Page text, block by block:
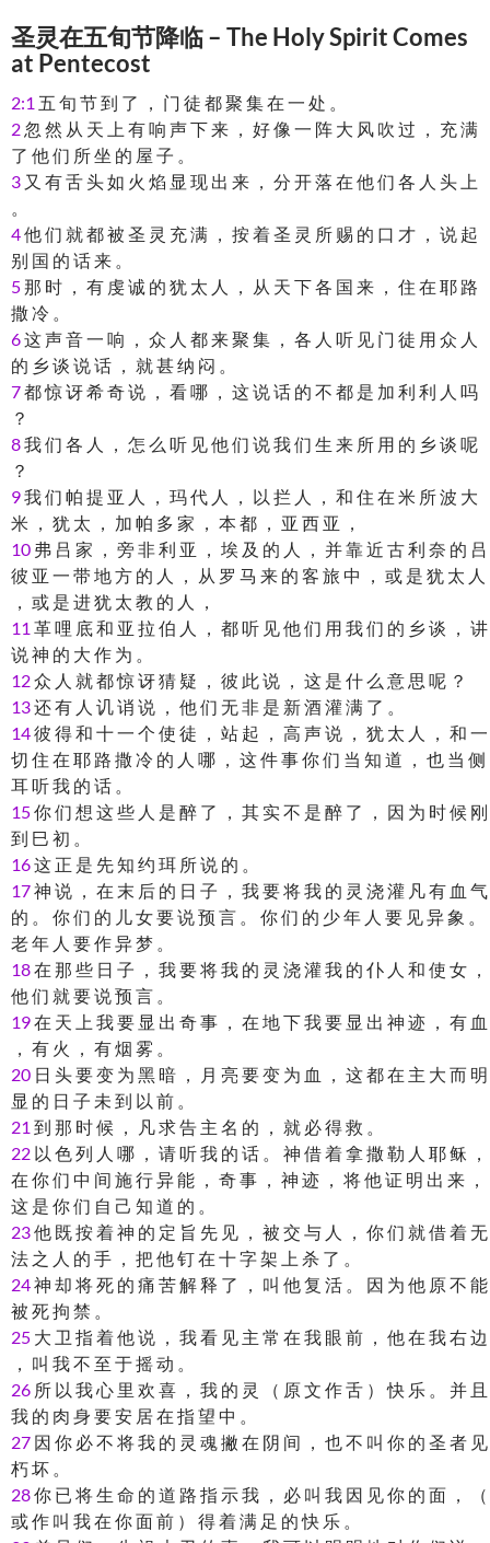
圣灵在五旬节降临 – The Holy Spirit Comes
at Pentecost
2:1 五 旬 节 到 了 ， 门 徒 都 聚 集 在 一 处 。
2 忽 然 从 天 上 有 响 声 下 来 ， 好 像 一 阵 大 风 吹 过 ， 充 满
了 他 们 所 坐 的 屋 子 。
3 又 有 舌 头 如 火 焰 显 现 出 来 ， 分 开 落 在 他 们 各 人 头 上
。
4他 们 就 都 被 圣 灵 充 满 ， 按 着 圣 灵 所 赐 的 口 才 ， 说 起
别 国 的 话 来 。
5那 时 ， 有 虔 诚 的 犹 太 人 ， 从 天 下 各 国 来 ， 住 在 耶 路
撒 冷 。
6这 声 音 一 响 ， 众 人 都 来 聚 集 ， 各 人 听 见 门 徒 用 众 人
的 乡 谈 说 话 ， 就 甚 纳 闷 。
7都 惊 讶 希 奇 说 ， 看 哪 ， 这 说 话 的 不 都 是 加 利 利 人 吗
？
8我 们 各 人 ， 怎 么 听 见 他 们 说 我 们 生 来 所 用 的 乡 谈 呢
？
9我 们 帕 提 亚 人 ， 玛 代 人 ， 以 拦 人 ， 和 住 在 米 所 波 大
米 ， 犹 太 ， 加 帕 多 家 ， 本 都 ， 亚 西 亚 ，
10 弗 吕 家 ， 旁 非 利 亚 ， 埃 及 的 人 ， 并 靠 近 古 利 奈 的 吕
彼 亚 一 带 地 方 的 人 ， 从 罗 马 来 的 客 旅 中 ， 或 是 犹 太 人
， 或 是 进 犹 太 教 的 人 ，
11 革 哩 底 和 亚 拉 伯 人 ， 都 听 见 他 们 用 我 们 的 乡 谈 ， 讲
说 神 的 大 作 为 。
12众 人 就 都 惊 讶 猜 疑 ， 彼 此 说 ， 这 是 什 么 意 思 呢 ？
13还 有 人 讥 诮 说 ， 他 们 无 非 是 新 酒 灌 满 了 。
14彼 得 和 十 一 个 使 徒 ， 站 起 ， 高 声 说 ， 犹 太 人 ， 和 一
切 住 在 耶 路 撒 冷 的 人 哪 ， 这 件 事 你 们 当 知 道 ， 也 当 侧
耳 听 我 的 话 。
15你 们 想 这 些 人 是 醉 了 ， 其 实 不 是 醉 了 ， 因 为 时 候 刚
到 巳 初 。
16这 正 是 先 知 约 珥 所 说 的 。
17神 说 ， 在 末 后 的 日 子 ， 我 要 将 我 的 灵 浇 灌 凡 有 血 气
的 。 你 们 的 儿 女 要 说 预 言 。 你 们 的 少 年 人 要 见 异 象 。
老 年 人 要 作 异 梦 。
18在 那 些 日 子 ， 我 要 将 我 的 灵 浇 灌 我 的 仆 人 和 使 女 ，
他 们 就 要 说 预 言 。
19在 天 上 我 要 显 出 奇 事 ， 在 地 下 我 要 显 出 神 迹 ， 有 血
， 有 火 ， 有 烟 雾 。
20 日 头 要 变 为 黑 暗 ， 月 亮 要 变 为 血 ， 这 都 在 主 大 而 明
显 的 日 子 未 到 以 前 。
21 到 那 时 候 ， 凡 求 告 主 名 的 ， 就 必 得 救 。
22 以 色 列 人 哪 ， 请 听 我 的 话 。 神 借 着 拿 撒 勒 人 耶 稣 ，
在 你 们 中 间 施 行 异 能 ， 奇 事 ， 神 迹 ， 将 他 证 明 出 来 ，
这 是 你 们 自 己 知 道 的 。
23他 既 按 着 神 的 定 旨 先 见 ， 被 交 与 人 ， 你 们 就 借 着 无
法 之 人 的 手 ， 把 他 钉 在 十 字 架 上 杀 了 。
24神 却 将 死 的 痛 苦 解 释 了 ， 叫 他 复 活 。 因 为 他 原 不 能
被 死 拘 禁 。
25 大 卫 指 着 他 说 ， 我 看 见 主 常 在 我 眼 前 ， 他 在 我 右 边
， 叫 我 不 至 于 摇 动 。
26 所 以 我 心 里 欢 喜 ， 我 的 灵 （ 原 文 作 舌 ） 快 乐 。 并 且
我 的 肉 身 要 安 居 在 指 望 中 。
27 因 你 必 不 将 我 的 灵 魂 撇 在 阴 间 ， 也 不 叫 你 的 圣 者 见
朽 坏 。
28你 已 将 生 命 的 道 路 指 示 我 ， 必 叫 我 因 见 你 的 面 ， （
或 作 叫 我 在 你 面 前 ） 得 着 满 足 的 快 乐 。